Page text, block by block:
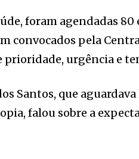
foram agendadas 80
convocados pela
urgência e
Santos, que aguardava
falou sobre a